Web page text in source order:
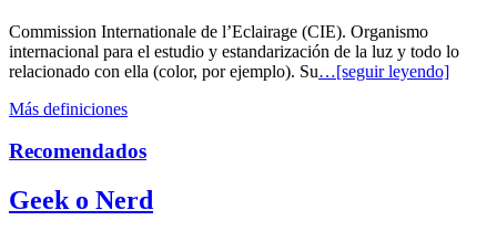
Commission Internationale de l’Eclairage (CIE). Organismo
internacional para el estudio y estandarización de la luz y todo lo
relacionado con ella (color, por ejemplo). Su…[seguir leyendo]
Más definiciones
Recomendados
Geek o Nerd